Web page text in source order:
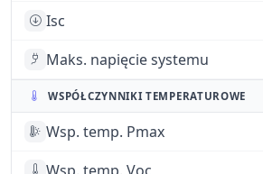
Isc
Maks. napięcie systemu
WSPÓŁCZYNNIKI TEMPERATUROWE
Wsp. temp. Pmax